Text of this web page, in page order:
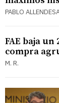
PABLO
FAE baja
compra
M. R.